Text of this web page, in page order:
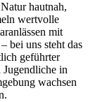
hautnah,
wertvolle
mit
bei uns steht das
geführter
in
wachsen